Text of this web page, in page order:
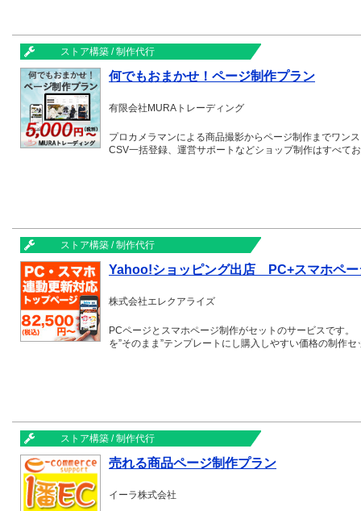
ストア構築 / 制作代行
何でもおまかせ！ページ制作プラン
有限会社MURAトレーディング
プロカメラマンによる商品撮影からページ制作までワン
CSV一括登録、運営サポートなどショップ制作はすべて
ストア構築 / 制作代行
Yahoo!ショッピング出店 PC+スマホペー
株式会社エレクアライズ
PCページとスマホページ制作がセットのサービスです
を”そのまま”テンプレートにし購入しやすい価格の制作
ストア構築 / 制作代行
売れる商品ページ制作プラン
イーラ株式会社